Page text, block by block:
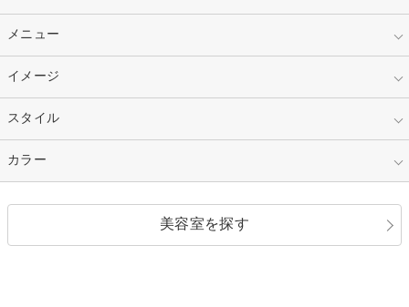
10代
30代
指定なし
ショート
セミロング
メニュー
指定なし
カラー
縮毛矯正
イメージ
指定なし
キュート
ストリート
スタイル
指定なし
カラー
美容室を探す